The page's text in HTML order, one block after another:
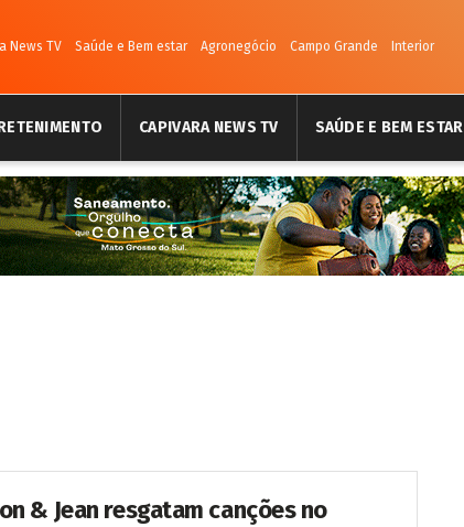
News TV Saúde e Bem estar Agronegócio Campo Grande Interior
CAPIVARA NEWS TV SAÚDE E BEM ESTAR
& Jean resgatam canções no